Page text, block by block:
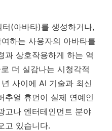
(아바타)를 생성하거나,
하는 사용자의 아바타를
과 상호작용하게 하는 역
더 실감나는 시청각적
사이에 AI 기술과 최신
추얼 휴먼이 실제 연예인
고나 엔터테인먼트 분야
고 있습니다.